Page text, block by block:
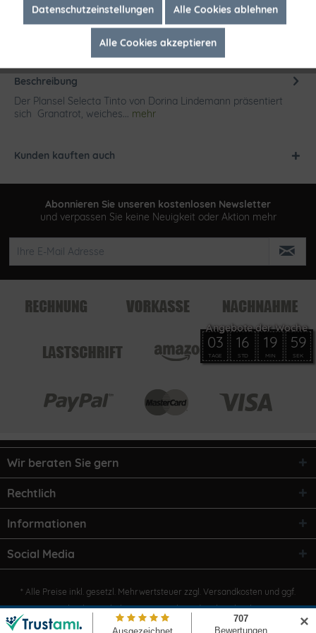
Beschreibung
Der Plansel Selecta Tinto von Dorina Lindemann präsentiert
sich Granatrot, weiches... mehr
Kunden kauften auch
✕
Abonnieren Sie unseren kostenlosen Newsletter
und verpassen Sie keine Neuigkeit oder Aktion mehr
Wir beraten Sie gern
Rechtlich
Informationen
Social Media
* Alle Preise inkl. gesetzl. Mehrwertsteuer zzgl. Versandkosten und ggf.
Nachnahmegebühren, wenn nicht anders beschrieben
Marketing Inaktiv
Datenschutzeinstellungen Alle Cookies ablehnen
Alle Cookies akzeptieren
03
TAGE
16
STD
19
MIN
59
SEK